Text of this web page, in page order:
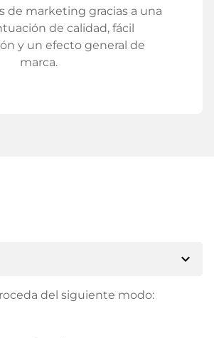
de marketing gracias a una
de calidad, fácil
y un efecto general de
marca.
expand_more
del siguiente modo: